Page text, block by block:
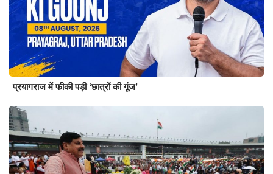
प्रयागराज में फीकी पड़ी ‘छात्रों की गूंज’